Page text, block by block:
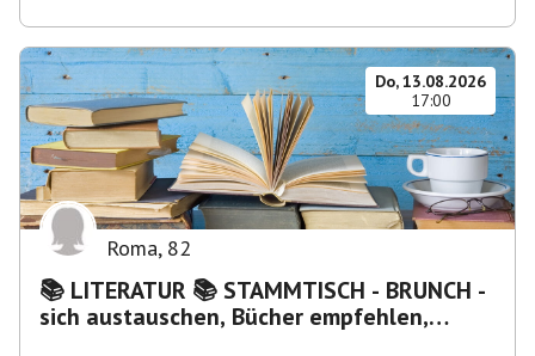
Do, 13.08.2026
17:00
Roma, 82
📚 LITERATUR 📚 STAMMTISCH - BRUNCH -
sich austauschen, Bücher empfehlen,